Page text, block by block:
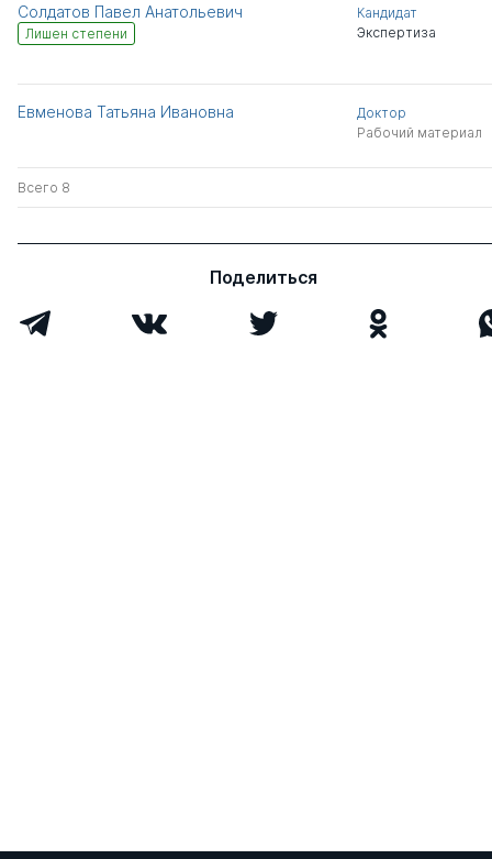
Солдатов Павел Анатольевич
Лишен степени
Кандидат
Экспертиза
Евменова Татьяна Ивановна
Доктор
Рабочий материал
Всего 8
Поделиться